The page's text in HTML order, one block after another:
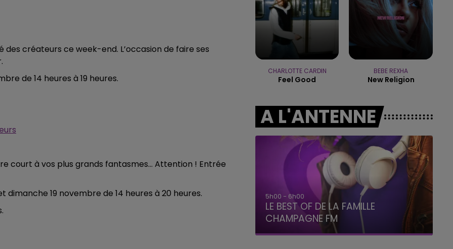
19h15 - 20h00
LA RADIO POP
créateurs ce week-end. L’occasion de faire ses
de 14 heures à 19 heures.
court à vos plus grands fantasmes… Attention ! Entrée
dimanche 19 novembre de 14 heures à 20 heures.
CHARLOTTE CARDIN
Feel Good
BEBE REXHA
New Religion
A L'ANTENNE
5h00 - 6h00
6h00 - 10h00
La Famille